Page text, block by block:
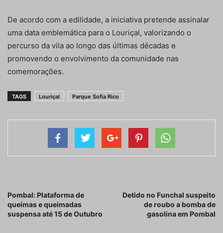
De acordo com a edilidade, a iniciativa pretende assinalar
uma data emblemática para o Louriçal, valorizando o
percurso da vila ao longo das últimas décadas e
promovendo o envolvimento da comunidade nas
comemorações.
TAGS Louriçal Parque Sofia Rico
Pombal: Plataforma de
queimas e queimadas
suspensa até 15 de Outubro
Detido no Funchal suspeito
de roubo a bomba de
gasolina em Pombal